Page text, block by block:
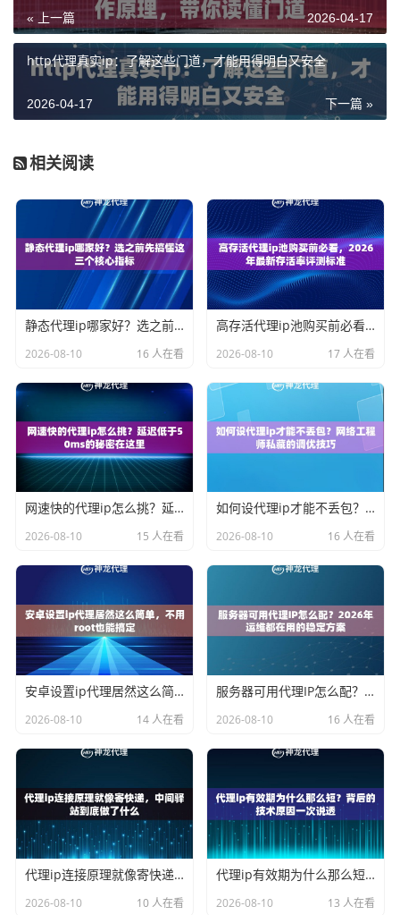
« 上一篇 2026-04-17
http代理真实ip：了解这些门道，才能用得明白又安全
下一篇 »
2026-04-17
相关阅读
静态代理ip哪家好？选之前先搞懂这三个核心指标
2026-08-10 16 人在看
高存活代理ip池购买前必看，2026年最新存活率评测标准
2026-08-10 17 人在看
网速快的代理ip怎么挑？延迟低于50ms的秘密在这里
2026-08-10 15 人在看
如何设代理ip才能不丢包？网络工程师私藏的调优技巧
2026-08-10 16 人在看
安卓设置ip代理居然这么简单，不用root也能搞定
2026-08-10 14 人在看
服务器可用代理IP怎么配？2026年运维都在用的稳定方案
2026-08-10 16 人在看
代理ip连接原理就像寄快递，中间驿站到底做了什么
2026-08-10 10 人在看
代理ip有效期为什么那么短？背后的技术原因一次说透
2026-08-10 13 人在看